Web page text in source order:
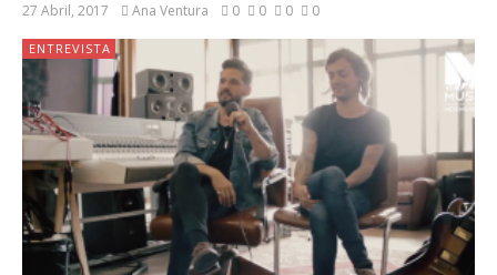
27 Abril, 2017 Ana Ventura 0 0 0 0
ENTREVISTA